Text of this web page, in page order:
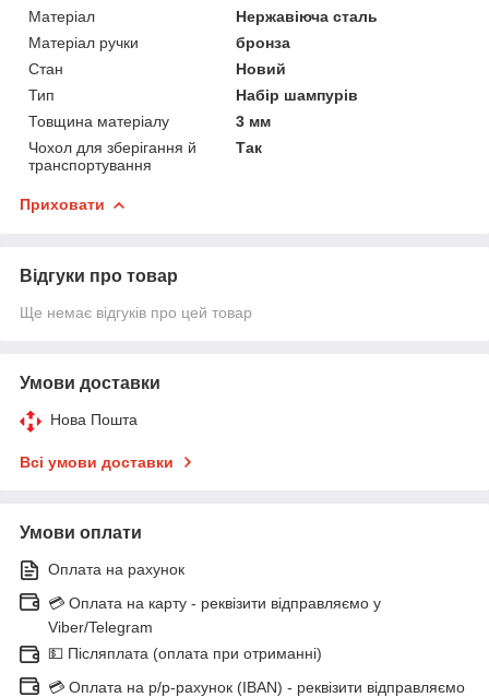
Матеріал
Нержавіюча сталь
Матеріал ручки
бронза
Стан
Новий
Тип
Набір шампурів
Товщина матеріалу
3 мм
Чохол для зберігання й
транспортування
Так
Приховати
Відгуки про товар
Ще немає відгуків про цей товар
Умови доставки
Нова Пошта
Всі умови доставки
Умови оплати
Оплата на рахунок
💳 Оплата на карту - реквізити відправляємо у
Viber/Telegram
💵 Післяплата (оплата при отриманні)
💳 Оплата на р/р-рахунок (IBAN) - реквізити відправляємо